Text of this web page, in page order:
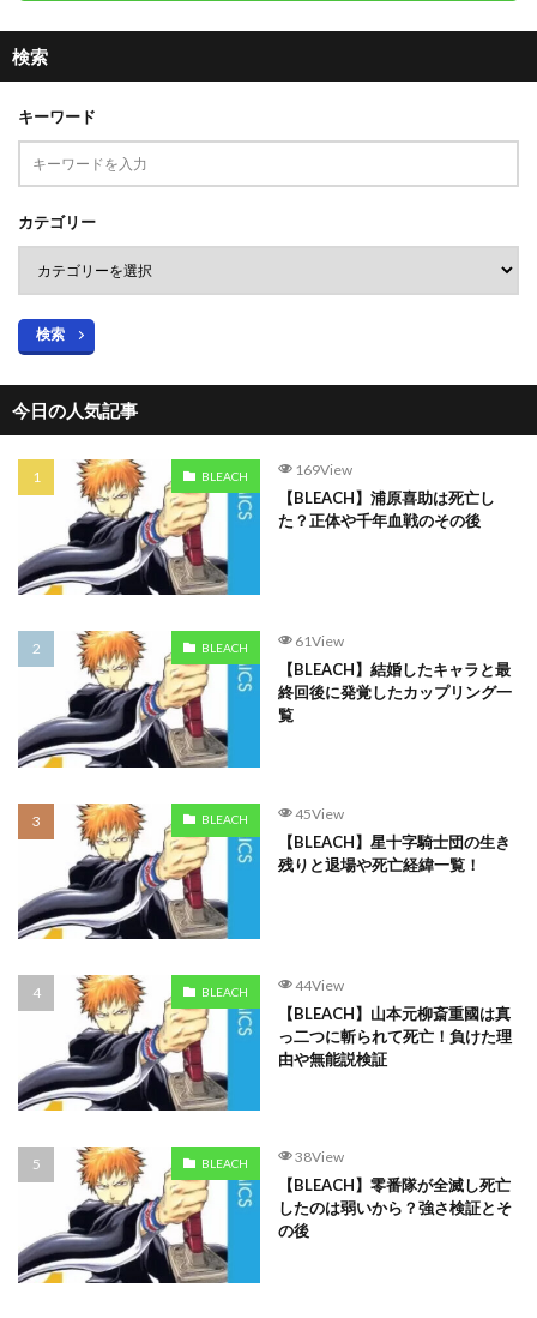
検索
キーワード
カテゴリー
検索
今日の人気記事
BLEACH 169View
【BLEACH】浦原喜助は死亡し
た？正体や千年血戦のその後
BLEACH 61View
【BLEACH】結婚したキャラと最
終回後に発覚したカップリング一
覧
BLEACH 45View
【BLEACH】星十字騎士団の生き
残りと退場や死亡経緯一覧！
BLEACH 44View
【BLEACH】山本元柳斎重國は真
っ二つに斬られて死亡！負けた理
由や無能説検証
BLEACH 38View
【BLEACH】零番隊が全滅し死亡
したのは弱いから？強さ検証とそ
の後